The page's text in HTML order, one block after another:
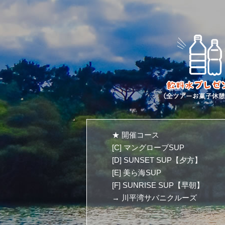
★ 開催コース
[C] マングローブSUP
[D] SUNSET SUP【夕方】
[E] 美ら海SUP
[F] SUNRISE SUP【早朝】
→ 川平湾サバニクルーズ